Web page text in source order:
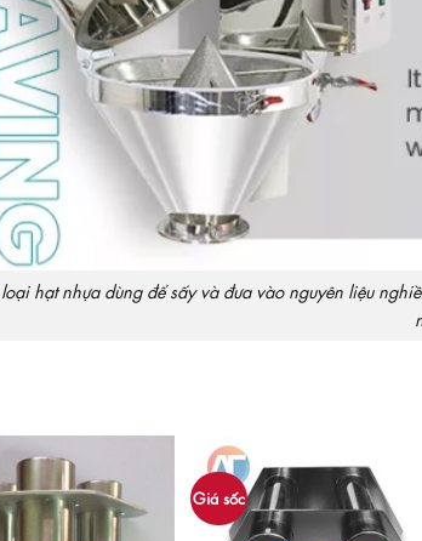
hạt nhựa dùng để sấy và đưa vào nguyên liệu
Giá sốc